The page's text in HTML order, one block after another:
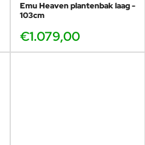
Emu Heaven plantenbak laag -
103cm
€1.079,00